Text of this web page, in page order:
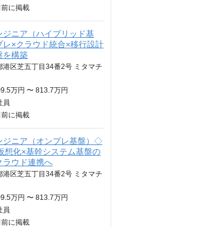
前に掲載
ジニア（ハイブリッド基
×クラウド統合×移行設計
を構築
港区芝五丁目34番2号 ミタマチ
万円 〜 813.7万円
員
前に掲載
ジニア（オンプレ基盤）◇
想化×基幹システム基盤の
ラウド連携へ
港区芝五丁目34番2号 ミタマチ
万円 〜 813.7万円
員
前に掲載